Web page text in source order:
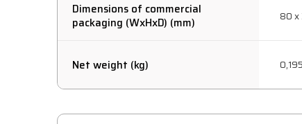
Dimensions of commercial
packaging (WxHxD) (mm)
80 x
Net weight (kg)